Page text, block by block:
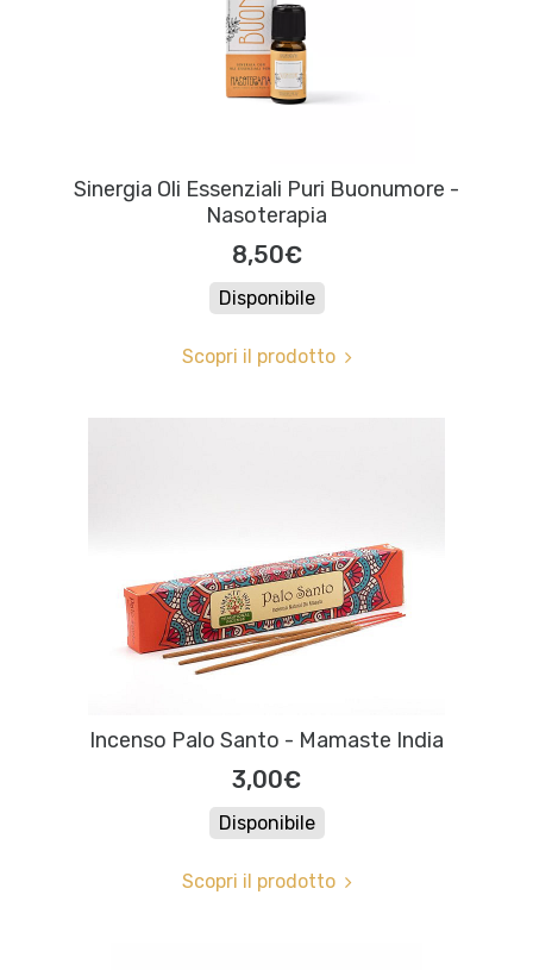
Sinergia Oli Essenziali Puri Buonumore -
Nasoterapia
8,50€
Disponibile
Scopri il prodotto
Incenso Palo Santo - Mamaste India
3,00€
Disponibile
Scopri il prodotto